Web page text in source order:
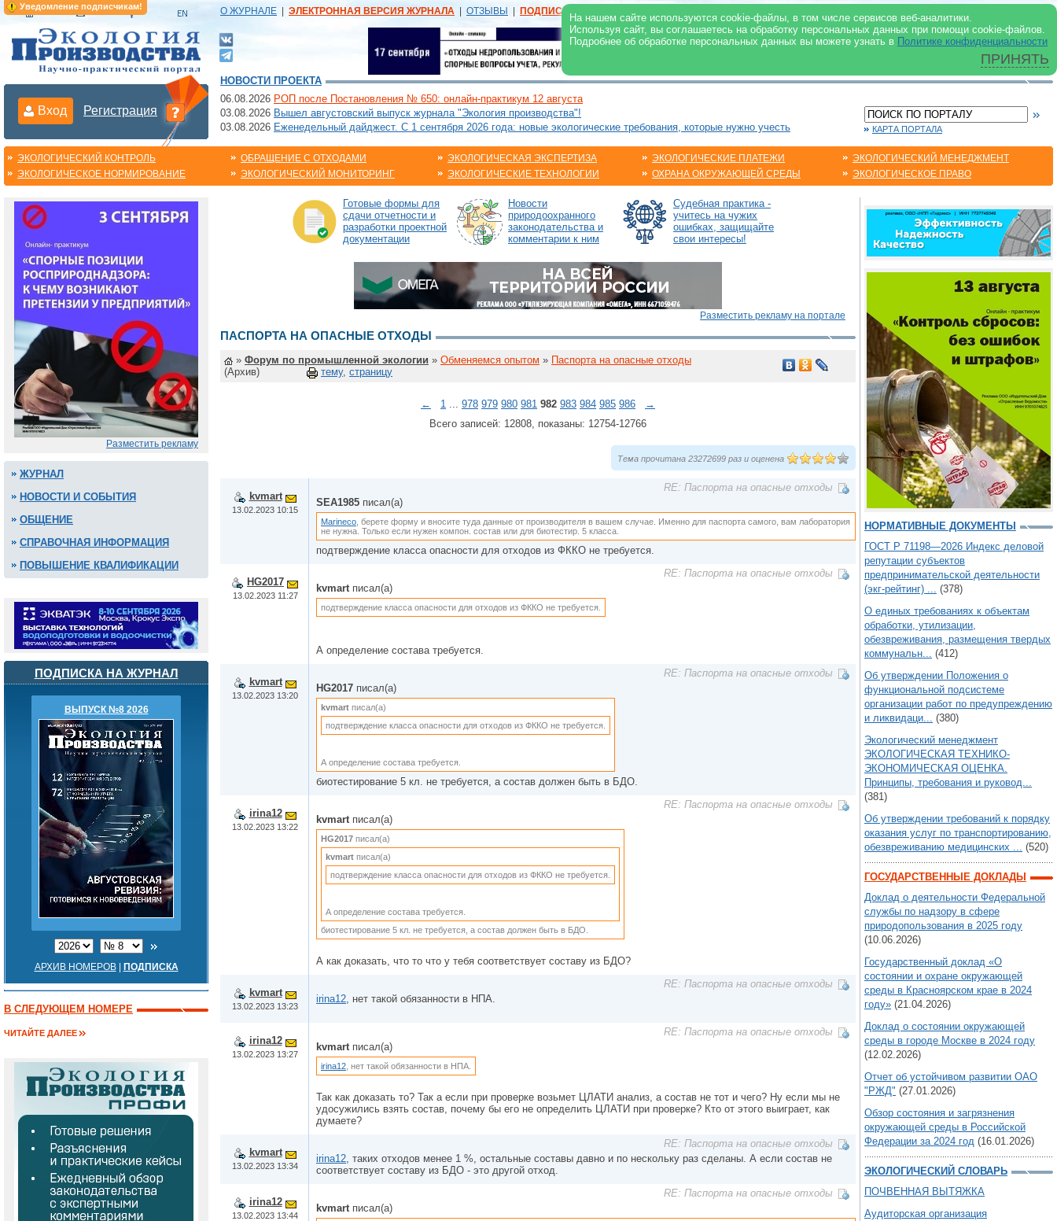
Уведомление подписчикам!
На нашем сайте используются cookie-файлы, в том числе сервисов веб-аналитики.
Используя сайт, вы соглашаетесь на обработку персональных данных при помощи cookie-файлов.
Подробнее об обработке персональных данных вы можете узнать в Политике конфиденциальности
ПРИНЯТЬ
О ЖУРНАЛЕ ЭЛЕКТРОННАЯ ВЕРСИЯ ЖУРНАЛА ОТЗЫВЫ ПОДПИСКА | В ЖУРНАЛЕ В ИНТЕРНЕТ
Вход Регистрация
НОВОСТИ ПРОЕКТА
06.08.2026 РОП после Постановления № 650: онлайн-практикум 12 августа
03.08.2026 Вышел августовский выпуск журнала "Экология производства"!
03.08.2026 Еженедельный дайджест. С 1 сентября 2026 года: новые экологические требования, которые нужно учесть КАРТА ПОРТАЛА
ЭКОЛОГИЧЕСКИЙ КОНТРОЛЬ
ЭКОЛОГИЧЕСКОЕ НОРМИРОВАНИЕ
ОБРАЩЕНИЕ С ОТХОДАМИ
ЭКОЛОГИЧЕСКИЙ МОНИТОРИНГ
ЭКОЛОГИЧЕСКАЯ ЭКСПЕРТИЗА
ЭКОЛОГИЧЕСКИЕ ТЕХНОЛОГИИ
ЭКОЛОГИЧЕСКИЕ ПЛАТЕЖИ
ОХРАНА ОКРУЖАЮЩЕЙ СРЕДЫ
ЭКОЛОГИЧЕСКИЙ МЕНЕДЖМЕНТ
ЭКОЛОГИЧЕСКОЕ ПРАВО
Разместить рекламу
ЖУРНАЛ
НОВОСТИ И СОБЫТИЯ
ОБЩЕНИЕ
СПРАВОЧНАЯ ИНФОРМАЦИЯ
ПОВЫШЕНИЕ КВАЛИФИКАЦИИ
ПОДПИСКА НА ЖУРНАЛ
ВЫПУСК №8 2026
АРХИВ НОМЕРОВ| ПОДПИСКА
В СЛЕДУЮЩЕМ НОМЕРЕ
ЧИТАЙТЕ ДАЛЕЕ
Готовые формы для
сдачи отчетности и
разработки проектной
документации
Новости
природоохранного
законодательства и
комментарии к ним
Судебная практика -
учитесь на чужих
ошибках, защищайте
свои интересы!
Разместить рекламу на портале
ПАСПОРТА НА ОПАСНЫЕ ОТХОДЫ
» Форум по промышленной экологии » Обменяемся опытом » Паспорта на опасные отходы
(Архив)
тему, страницу
← 1 ... 978 979 980 981 982 983 984 985 986
→
Всего записей: 12808, показаны: 12754-12766
Тема прочитана 23272699 раз и оценена
kvmart
13.02.2023 10:15
RE: Паспорта на опасные отходы
SEA1985 писал(а)
Marineco , берете форму и вносите туда данные от производителя в вашем случае. Именно для паспорта самого, вам лаборатория
не нужна. Только если нужен компон. состав или для биотестир. 5 класса.
подтверждение класса опасности для отходов из ФККО не требуется.
HG2017
13.02.2023 11:27
RE: Паспорта на опасные отходы
kvmartписал(а)
подтверждение класса опасности для отходов из ФККО не требуется.
А определение состава требуется.
kvmart
13.02.2023 13:20
RE: Паспорта на опасные отходы
HG2017 писал(а)
kvmart писал(а)
подтверждение класса опасности для отходов из ФККО не требуется.
А определение состава требуется.
биотестирование 5 кл. не требуется, а состав должен быть в БДО.
irina12
13.02.2023 13:22
RE: Паспорта на опасные отходы
kvmartписал(а)
HG2017 писал(а)
kvmart писал(а)
подтверждение класса опасности для отходов из ФККО не требуется.
А определение состава требуется.
биотестирование 5 кл. не требуется, а состав должен быть в БДО.
А как доказать, что то что у тебя соответствует составу из БДО?
kvmart
13.02.2023 13:23
RE: Паспорта на опасные отходы
irina12, нет такой обязанности в НПА.
irina12
13.02.2023 13:27
RE: Паспорта на опасные отходы
kvmartписал(а)
irina12 , нет такой обязанности в НПА.
Так как доказать то? Так а если при проверке возьмет ЦЛАТИ анализ, а состав не тот и чего? Ну если мы не
удосужились взять состав, почему бы его не определить ЦЛАТИ при проверке? Кто от этого выиграет, как
думаете?
kvmart
13.02.2023 13:34
RE: Паспорта на опасные отходы
irina12, таких отходов менее 1 %, остальные составы давно и по нескольку раз сделаны. А если состав не
соответствует составу из БДО - это другой отход.
irina12
13.02.2023 13:44
RE: Паспорта на опасные отходы
kvmartписал(а)
НОРМАТИВНЫЕ ДОКУМЕНТЫ
ГОСТ Р 71198—2026 Индекс деловой
репутации субъектов
предпринимательской деятельности
(экг-рейтинг) ... (378)
О единых требованиях к объектам
обработки, утилизации,
обезвреживания, размещения твердых
коммунальн... (412)
Об утверждении Положения о
функциональной подсистеме
организации работ по предупреждению
и ликвидаци... (380)
Экологический менеджмент
ЭКОЛОГИЧЕСКАЯ ТЕХНИКО-
ЭКОНОМИЧЕСКАЯ ОЦЕНКА.
Принципы, требования и руковод...
(381)
Об утверждении требований к порядку
оказания услуг по транспортированию,
обезвреживанию медицинских ... (520)
ГОСУДАРСТВЕННЫЕ ДОКЛАДЫ
Доклад о деятельности Федеральной
службы по надзору в сфере
природопользования в 2025 году
(10.06.2026)
Государственный доклад «О
состоянии и охране окружающей
среды в Красноярском крае в 2024
году» (21.04.2026)
Доклад о состоянии окружающей
среды в городе Москве в 2024 году
(12.02.2026)
Отчет об устойчивом развитии ОАО
"РЖД" (27.01.2026)
Обзор состояния и загрязнения
окружающей среды в Российской
Федерации за 2024 год (16.01.2026)
ЭКОЛОГИЧЕСКИЙ СЛОВАРЬ
ПОЧВЕННАЯ ВЫТЯЖКА
Аудиторская организация